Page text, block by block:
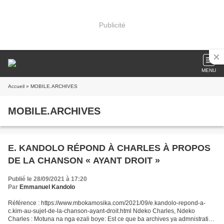
Publicité
MENU
Accueil » MOBILE.ARCHIVES
MOBILE.ARCHIVES
E. KANDOLO RÉPOND À CHARLES À PROPOS
DE LA CHANSON « AYANT DROIT »
Publié le 28/09/2021 à 17:20
Par Emmanuel Kandolo
Référence : https://www.mbokamosika.com/2021/09/e.kandolo-repond-a-
c.kim-au-sujet-de-la-chanson-ayant-droit.html Ndeko Charles, Ndeko
Charles : Motuna na nga ezali boye: Est ce que ba archives ya admnistration